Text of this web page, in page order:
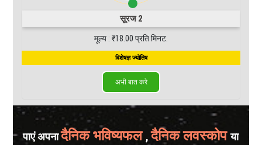
सूरज 2
मूल्य : ₹18.00 प्रति मिनट.
विशेषज्ञ ज्योतिष
अभी बात करे
पाएं अपनादैनिक भविष्यफल ,दैनिक लवस्कोपया